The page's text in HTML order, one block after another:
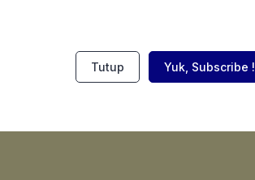
Tutup Yuk, Subscribe !